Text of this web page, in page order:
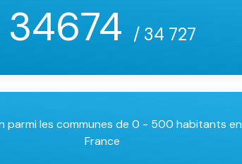
34674 / 34 727
parmi les communes de 0 - 500 habitants en
France